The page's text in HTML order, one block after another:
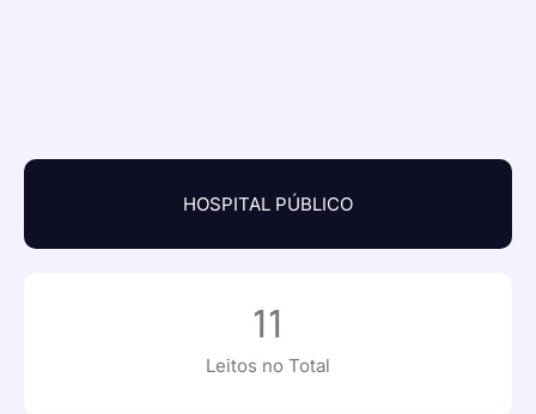
HOSPITAL PÚBLICO
Leitos no Total
11